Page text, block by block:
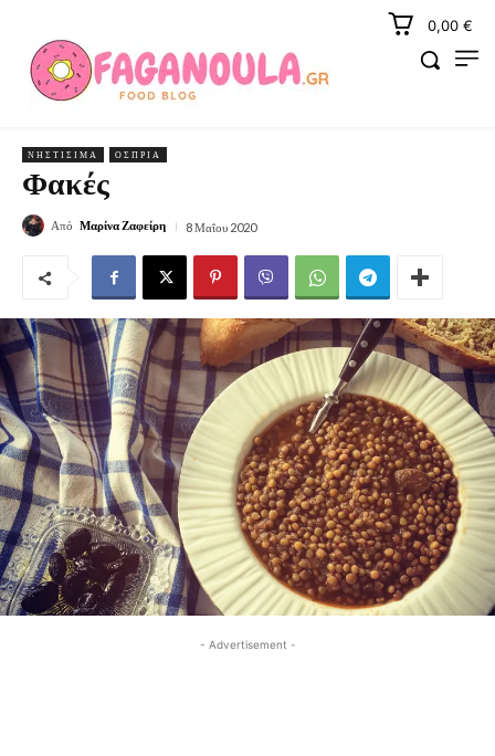
0,00 €
ΝΗΣΤΊΣΙΜΑ ΌΣΠΡΙΑ
Φακές
Από Μαρίνα Ζαφείρη 8 Μαΐου 2020
- Advertisement -